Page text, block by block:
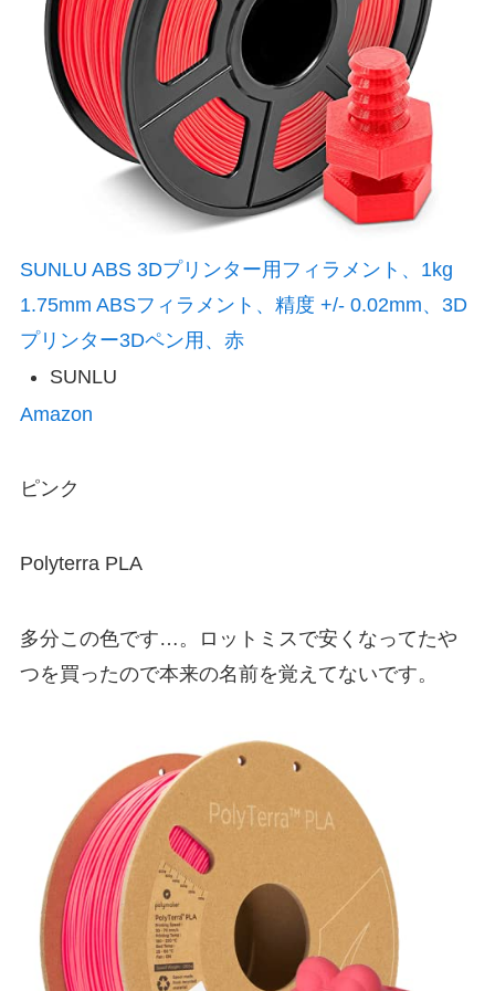
SUNLU ABS 3Dプリンター用フィラメント、1kg
1.75mm ABSフィラメント、精度 +/- 0.02mm、3D
プリンター3Dペン用、赤
SUNLU
Amazon
ピンク
Polyterra PLA
多分この色です…。ロットミスで安くなってたや
つを買ったので本来の名前を覚えてないです。